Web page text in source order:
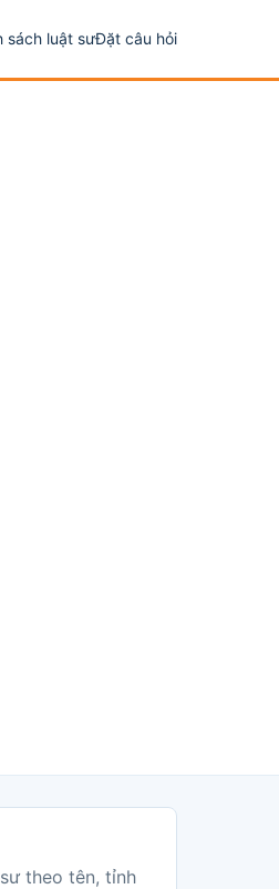
sách luật sưĐặt câu hỏi
theo tên, tỉnh